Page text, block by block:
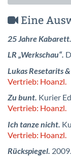
Eine
25 Jahre Kabarett.
LR „Werkschau“.
Lukas Resetarits
Vertrieb: Hoanzl.
Zu bunt. Kurier
Vertrieb: Hoanzl.
Ich tanze nicht.
Vertrieb: Hoanzl.
Rückspiegel. 2009.